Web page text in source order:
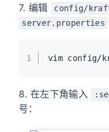
7. 编辑 config/
server.properties
1 vim config/
8. 在左下角输入
号：